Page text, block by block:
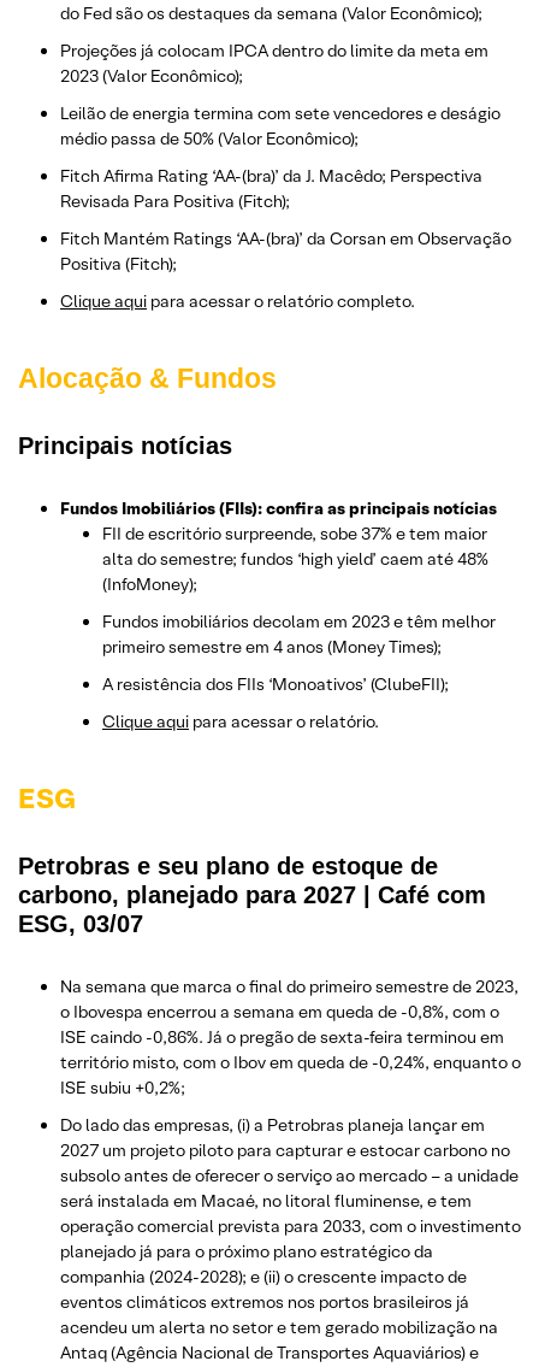
do Fed são os destaques da semana (Valor Econômico);
Projeções já colocam IPCA dentro do limite da meta em
2023 (Valor Econômico);
Leilão de energia termina com sete vencedores e deságio
médio passa de 50% (Valor Econômico);
Fitch Afirma Rating ‘AA-(bra)’ da J. Macêdo; Perspectiva
Revisada Para Positiva (Fitch);
Fitch Mantém Ratings ‘AA-(bra)’ da Corsan em Observação
Positiva (Fitch);
Clique aqui para acessar o relatório completo.
Alocação & Fundos
Principais notícias
Fundos Imobiliários (FIIs): confira as principais notícias
FII de escritório surpreende, sobe 37% e tem maior
alta do semestre; fundos ‘high yield’ caem até 48%
(InfoMoney);
Fundos imobiliários decolam em 2023 e têm melhor
primeiro semestre em 4 anos (Money Times);
A resistência dos FIIs ‘Monoativos’ (ClubeFII);
Clique aqui para acessar o relatório.
ESG
Petrobras e seu plano de estoque de
carbono, planejado para 2027 | Café com
ESG, 03/07
Na semana que marca o final do primeiro semestre de 2023,
o Ibovespa encerrou a semana em queda de -0,8%, com o
ISE caindo -0,86%. Já o pregão de sexta-feira terminou em
território misto, com o Ibov em queda de -0,24%, enquanto o
ISE subiu +0,2%;
Do lado das empresas, (i) a Petrobras planeja lançar em
2027 um projeto piloto para capturar e estocar carbono no
subsolo antes de oferecer o serviço ao mercado – a unidade
será instalada em Macaé, no litoral fluminense, e tem
operação comercial prevista para 2033, com o investimento
planejado já para o próximo plano estratégico da
companhia (2024-2028); e (ii) o crescente impacto de
eventos climáticos extremos nos portos brasileiros já
acendeu um alerta no setor e tem gerado mobilização na
Antaq (Agência Nacional de Transportes Aquaviários) e